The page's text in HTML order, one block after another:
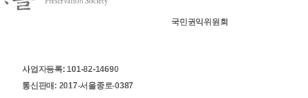
국민권익위원회
사업자등록: 101-82-14690
통신판매: 2017-서울종로-0387